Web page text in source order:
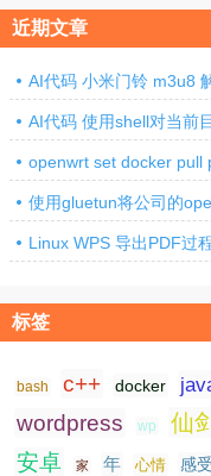
近期文章
AI代码 小米门铃 m3u8
AI代码 使用shell对当前
openwrt set docker pull
使用gluetun将公司的
Linux WPS 导出PDF过
标签
bash c++ docker
wordpress wp 仙
安卓 家 年 心情 感受